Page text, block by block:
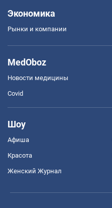
Экономика
Рынки и компании
MedOboz
Новости медицины
Covid
Шоу
Афиша
Красота
Женский Журнал